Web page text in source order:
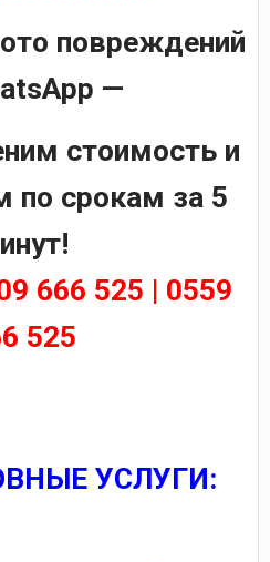
повреждений
—
стоимость и
по срокам за 5
666 525 | 0559
525
УСЛУГИ: